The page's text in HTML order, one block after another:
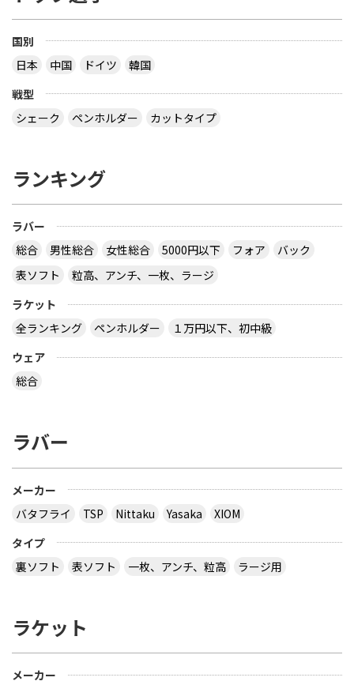
国別
日本
中国 ドイツ
韓国
戦型
シェーク
ペンホルダー カットタイプ
ランキング
ラバー
総合
男性総合 女性総合 5000円以下 フォア
バック
表ソフト
粒高、アンチ、一枚、ラージ
ラケット
全ランキング
ペンホルダー
１万円以下、初中級
ウェア
総合
ラバー
メーカー
バタフライ
TSP Nittaku Yasaka
XIOM
タイプ
裏ソフト
表ソフト 一枚、アンチ、粒高 ラージ用
ラケット
メーカー